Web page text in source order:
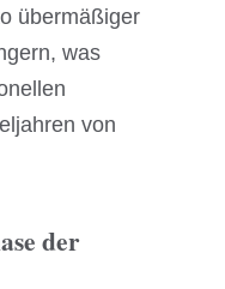
übermäßiger
was
von
der